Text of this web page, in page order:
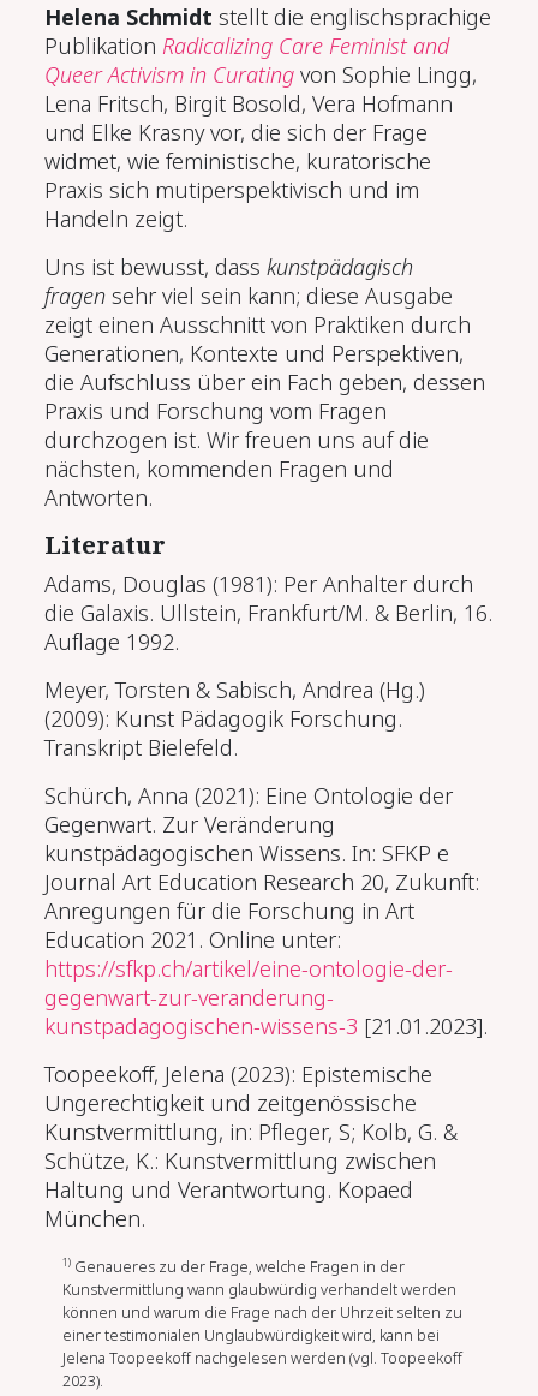
Helena Schmidt stellt die englischsprachige
Publikation Radicalizing Care Feminist and
Queer Activism in Curating von Sophie Lingg,
Lena Fritsch, Birgit Bosold, Vera Hofmann
und Elke Krasny vor, die sich der Frage
widmet, wie feministische, kuratorische
Praxis sich mutiperspektivisch und im
Handeln zeigt.
Uns ist bewusst, dasskunstpädagisch
fragensehr viel sein kann; diese Ausgabe
zeigt einen Ausschnitt von Praktiken durch
Generationen, Kontexte und Perspektiven,
die Aufschluss über ein Fach geben, dessen
Praxis und Forschung vom Fragen
durchzogen ist. Wir freuen uns auf die
nächsten, kommenden Fragen und
Antworten.
Literatur
Adams, Douglas (1981): Per Anhalter durch
die Galaxis. Ullstein, Frankfurt/M. & Berlin, 16.
Auflage 1992.
Meyer, Torsten & Sabisch, Andrea (Hg.)
(2009): Kunst Pädagogik Forschung.
Transkript Bielefeld.
Schürch, Anna (2021): Eine Ontologie der
Gegenwart. Zur Veränderung
kunstpädagogischen Wissens. In: SFKP e
Journal Art Education Research 20, Zukunft:
Anregungen für die Forschung in Art
Education 2021. Online unter:
https://sfkp.ch/artikel/eine-ontologie-der-
gegenwart-zur-veranderung-
kunstpadagogischen-wissens-3 [21.01.2023].
Toopeekoff, Jelena (2023): Epistemische
Ungerechtigkeit und zeitgenössische
Kunstvermittlung, in: Pfleger, S; Kolb, G. &
Schütze, K.: Kunstvermittlung zwischen
Haltung und Verantwortung. Kopaed
München.
1) Genaueres zu der Frage, welche Fragen in der
Kunstvermittlung wann glaubwürdig verhandelt werden
können und warum die Frage nach der Uhrzeit selten zu
einer testimonialen Unglaubwürdigkeit wird, kann bei
Jelena Toopeekoff nachgelesen werden (vgl. Toopeekoff
2023).